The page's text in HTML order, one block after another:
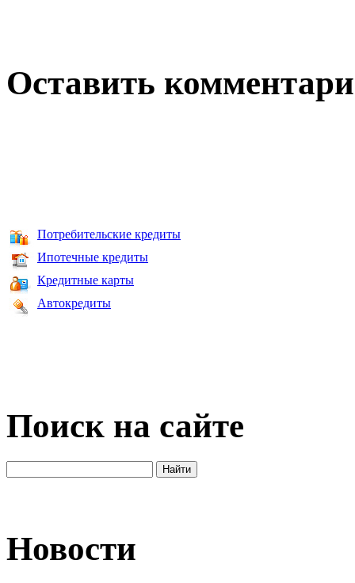
Оставить
Потребительские кредиты
Ипотечные кредиты
Кредитные карты
Автокредиты
Поиск на сайте
Новости